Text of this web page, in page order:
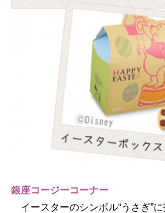
銀座コージーコーナー
イースターのシンボル“うさぎ”